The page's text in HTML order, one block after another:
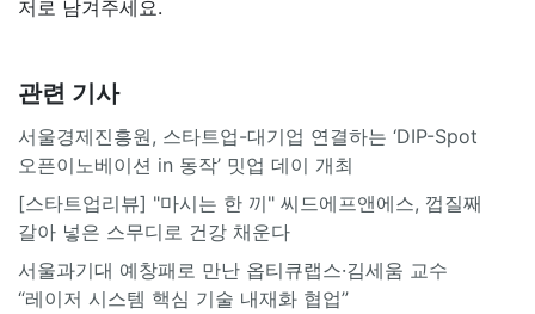
저로 남겨주세요.
관련 기사
서울경제진흥원, 스타트업-대기업 연결하는 ‘DIP-Spot
오픈이노베이션 in 동작’ 밋업 데이 개최
[스타트업리뷰] "마시는 한 끼" 씨드에프앤에스, 껍질째
갈아 넣은 스무디로 건강 채운다
서울과기대 예창패로 만난 옵티큐랩스·김세움 교수
“레이저 시스템 핵심 기술 내재화 협업”